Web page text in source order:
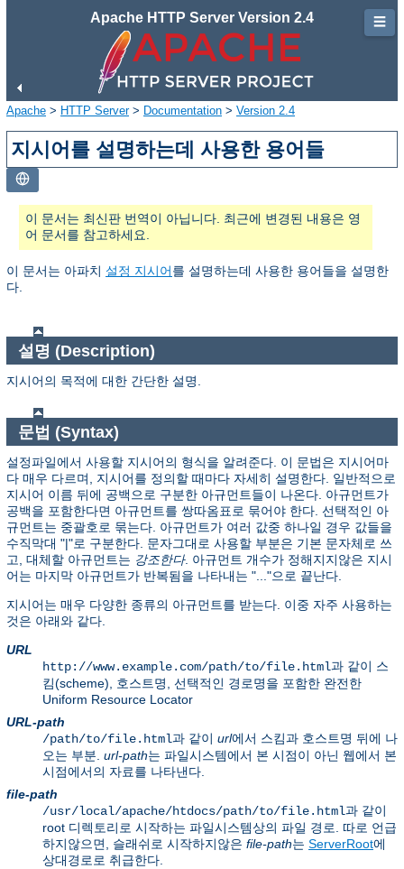
Apache HTTP Server Version 2.4
Apache > HTTP Server> Documentation > Version 2.4
지시어를 설명하는데 사용한 용어들
이 문서는 최신판 번역이 아닙니다. 최근에 변경된 내용은 영
어 문서를 참고하세요.
이 문서는 아파치 설정 지시어를 설명하는데 사용한 용어들을 설명한
다.
설명 (Description)
지시어의 목적에 대한 간단한 설명.
문법 (Syntax)
설정파일에서 사용할 지시어의 형식을 알려준다. 이 문법은 지시어마
다 매우 다르며, 지시어를 정의할 때마다 자세히 설명한다. 일반적으로
지시어 이름 뒤에 공백으로 구분한 아규먼트들이 나온다. 아규먼트가
공백을 포함한다면 아규먼트를 쌍따옴표로 묶어야 한다. 선택적인 아
규먼트는 중괄호로 묶는다. 아규먼트가 여러 값중 하나일 경우 값들을
수직막대 "|"로 구분한다. 문자그대로 사용할 부분은 기본 문자체로 쓰
고, 대체할 아규먼트는 강조한다. 아규먼트 개수가 정해지지않은 지시
어는 마지막 아규먼트가 반복됨을 나타내는 "..."으로 끝난다.
지시어는 매우 다양한 종류의 아규먼트를 받는다. 이중 자주 사용하는
것은 아래와 같다.
URL
http://www.example.com/path/to/file.html과 같이 스
킴(scheme), 호스트명, 선택적인 경로명을 포함한 완전한
Uniform Resource Locator
URL-path
/path/to/file.html과 같이 url에서 스킴과 호스트명 뒤에 나
오는 부분. url-path는 파일시스템에서 본 시점이 아닌 웹에서 본
시점에서의 자료를 나타낸다.
file-path
/usr/local/apache/htdocs/path/to/file.html과 같이
root 디렉토리로 시작하는 파일시스템상의 파일 경로. 따로 언급
하지않으면, 슬래쉬로 시작하지않은 file-path는 ServerRoot에
상대경로로 취급한다.
☰